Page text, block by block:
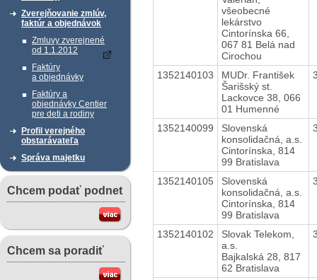
Zverejňovanie zmlúv,
faktúr a objednávok
Zmluvy zverejnené
od 1.1.2012
Faktúry
a objednávky
Faktúry a
objednávky Centier
pre deti a rodiny
Profil verejného
obstarávateľa
Správa majetku
Chcem podať podnet
Chcem sa poradiť
všeobecné
lekárstvo
Cintorínska 66,
067 81 Belá nad
Cirochou
1352140103
MUDr. František
Šarišský st.
Lackovce 38, 066
01 Humenné
1352140099
Slovenská
konsolidačná, a.s.
Cintorínska, 814
99 Bratislava
1352140105
Slovenská
konsolidačná, a.s.
Cintorínska, 814
99 Bratislava
1352140102
Slovak Telekom,
a.s.
Bajkalská 28, 817
62 Bratislava